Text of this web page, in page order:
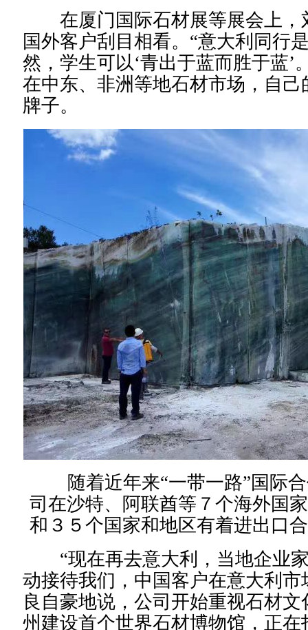
在厦门国际石材展等展会上，
国外客户刮目相看。“意大利同行
然，学生可以‘青出于蓝而胜于蓝’
在中东、非洲等地石材市场，自
牌子。
随着近年来“一带一路”国际
司在沙特、阿联酋等７个海外国
和３５个国家和地区有着进出口
“现在再去意大利，当地企业
动接待我们，中国客户在意大利市
良自豪地说，公司开始重视石材
州建设首个世界石材博物馆，正在